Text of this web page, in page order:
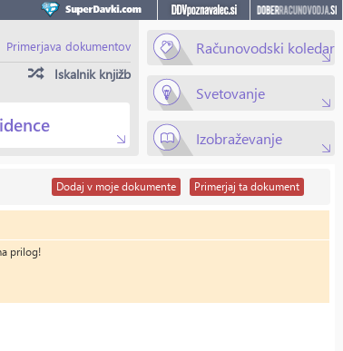
Primerjava dokumentov
Iskalnik knjižb
Računovodski koledar
Svetovanje
Izobraževanje
Primerjaj ta dokument
Dodaj v moje dokumente
prilog!